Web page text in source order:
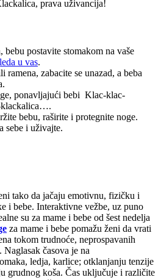
bebu postavite stomakom na vaše
u vas.
ramena, zabacite se unazad, a beba
ponavljajući bebi Klac-klac-
klackalica….
bebu, raširite i protegnite noge.
sebe i uživajte.
tako da jačaju emotivnu, fizičku i
i bebe. Interaktivne vežbe, uz puno
su za mame i bebe od šest nedelja
za mame i bebe pomažu ženi da vrati
tokom trudnoće, neprospavanih
časova je na
ledja, karlice; otklanjanju tenzije
grudnog koša. Čas uključuje i različite